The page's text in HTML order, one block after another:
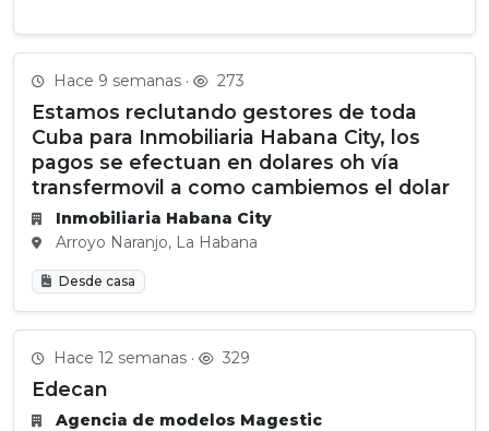
Hace 9 semanas · 273
Estamos reclutando gestores de toda
Cuba para Inmobiliaria Habana City, los
pagos se efectuan en dolares oh vía
transfermovil a como cambiemos el dolar
Inmobiliaria Habana City
Arroyo Naranjo, La Habana
Desde casa
Hace 12 semanas · 329
Edecan
Agencia de modelos Magestic